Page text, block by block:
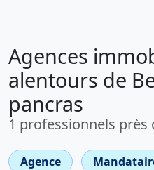
Agences
alentours de
pancras
1 professionnels près
Agence